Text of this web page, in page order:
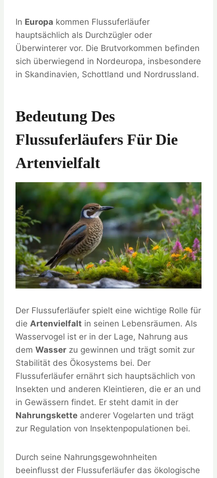
In Europa kommen Flussuferläufer
hauptsächlich als Durchzügler oder
Überwinterer vor. Die Brutvorkommen befinden
sich überwiegend in Nordeuropa, insbesondere
in Skandinavien, Schottland und Nordrussland.
Bedeutung Des
Flussuferläufers Für Die
Artenvielfalt
Der Flussuferläufer spielt eine wichtige Rolle für
die Artenvielfalt in seinen Lebensräumen. Als
Wasservogel ist er in der Lage, Nahrung aus
dem Wasser zu gewinnen und trägt somit zur
Stabilität des Ökosystems bei. Der
Flussuferläufer ernährt sich hauptsächlich von
Insekten und anderen Kleintieren, die er an und
in Gewässern findet. Er steht damit in der
Nahrungskette anderer Vogelarten und trägt
zur Regulation von Insektenpopulationen bei.
Durch seine Nahrungsgewohnheiten
beeinflusst der Flussuferläufer das ökologische